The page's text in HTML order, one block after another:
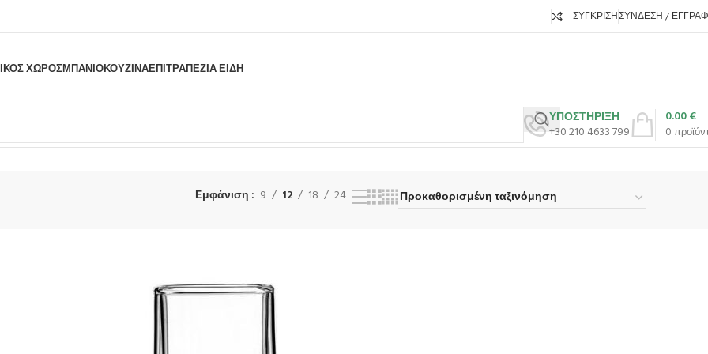
ΣΎΓΚΡΙΣΗΣΎΝΔΕΣΗ /
ΧΩΡΟΣΜΠΆΝΙΟΚΟΥΖΊΝΑΕΠΙΤΡΑΠΈΖΙΑ ΕΊΔΗ
ΥΠΟΣΤΗΡΙΞΗ
+30 210 4633 799
0
0.00€
μοναδικού αποτελέσματος
Εμφάνιση 9 12 18 24